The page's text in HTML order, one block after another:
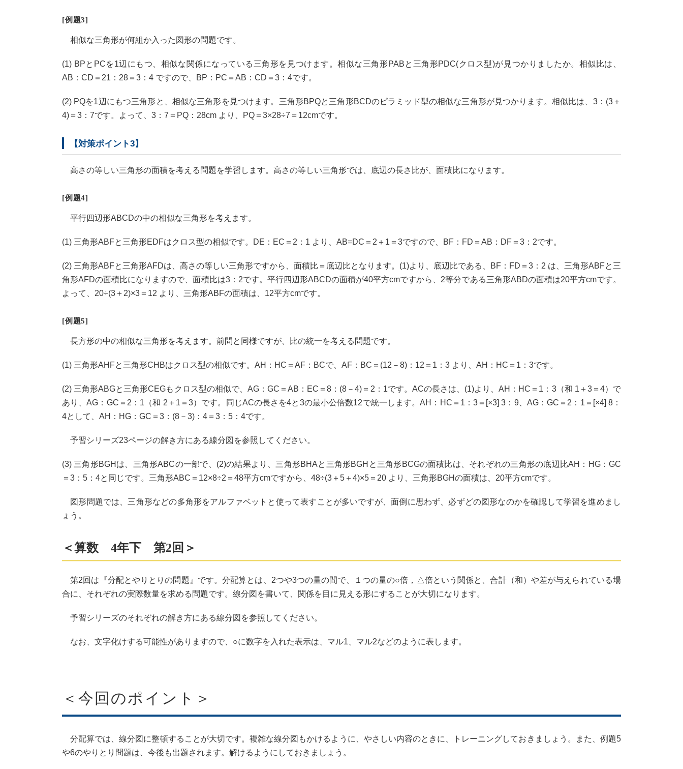
[例題3]
相似な三角形が何組か入った図形の問題です。
(1) BPとPCを1辺にもつ、相似な関係になっている三角形を見つけます。相似な三角形PABと三角形PDC(クロス型)が見つかりましたか。相似比は、
AB：CD＝21：28＝3：4 ですので、BP：PC＝AB：CD＝3：4です。
(2) PQを1辺にもつ三角形と、相似な三角形を見つけます。三角形BPQと三角形BCDのピラミッド型の相似な三角形が見つかります。相似比は、3：(3＋
4)＝3：7です。よって、3：7＝PQ：28cm より、PQ＝3×28÷7＝12cmです。
【対策ポイント3】
高さの等しい三角形の面積を考える問題を学習します。高さの等しい三角形では、底辺の長さ比が、面積比になります。
[例題4]
平行四辺形ABCDの中の相似な三角形を考えます。
(1) 三角形ABFと三角形EDFはクロス型の相似です。DE：EC＝2：1 より、AB=DC＝2＋1＝3ですので、BF：FD＝AB：DF＝3：2です。
(2) 三角形ABFと三角形AFDは、高さの等しい三角形ですから、面積比＝底辺比となります。(1)より、底辺比である、BF：FD＝3：2 は、三角形ABFと三
角形AFDの面積比になりますので、面積比は3：2です。平行四辺形ABCDの面積が40平方cmですから、2等分である三角形ABDの面積は20平方cmです。
よって、20÷(3＋2)×3＝12 より、三角形ABFの面積は、12平方cmです。
[例題5]
長方形の中の相似な三角形を考えます。前問と同様ですが、比の統一を考える問題です。
(1) 三角形AHFと三角形CHBはクロス型の相似です。AH：HC＝AF：BCで、AF：BC＝(12－8)：12＝1：3 より、AH：HC＝1：3です。
(2) 三角形ABGと三角形CEGもクロス型の相似で、AG：GC＝AB：EC＝8：(8－4)＝2：1です。ACの長さは、(1)より、AH：HC＝1：3（和 1＋3＝4）で
あり、AG：GC＝2：1（和 2＋1＝3）です。同じACの長さを4と3の最小公倍数12で統一します。AH：HC＝1：3＝[×3] 3：9、AG：GC＝2：1＝[×4] 8：
4として、AH：HG：GC＝3：(8－3)：4＝3：5：4です。
予習シリーズ23ページの解き方にある線分図を参照してください。
(3) 三角形BGHは、三角形ABCの一部で、(2)の結果より、三角形BHAと三角形BGHと三角形BCGの面積比は、それぞれの三角形の底辺比AH：HG：GC
＝3：5：4と同じです。三角形ABC＝12×8÷2＝48平方cmですから、48÷(3＋5＋4)×5＝20 より、三角形BGHの面積は、20平方cmです。
図形問題では、三角形などの多角形をアルファベットと使って表すことが多いですが、面倒に思わず、必ずどの図形なのかを確認して学習を進めまし
ょう。
＜算数 4年下 第2回＞
第2回は『分配とやりとりの問題』です。分配算とは、2つや3つの量の間で、１つの量の○倍，△倍という関係と、合計（和）や差が与えられている場
合に、それぞれの実際数量を求める問題です。線分図を書いて、関係を目に見える形にすることが大切になります。
予習シリーズのそれぞれの解き方にある線分図を参照してください。
なお、文字化けする可能性がありますので、○に数字を入れた表示は、マル1、マル2などのように表します。
＜今回のポイント＞
分配算では、線分図に整頓することが大切です。複雑な線分図もかけるように、やさしい内容のときに、トレーニングしておきましょう。また、例題5
や6のやりとり問題は、今後も出題されます。解けるようにしておきましょう。